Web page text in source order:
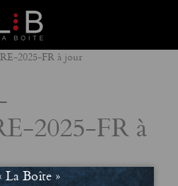
2025-FR à jour
2025-FR à
La Boîte »